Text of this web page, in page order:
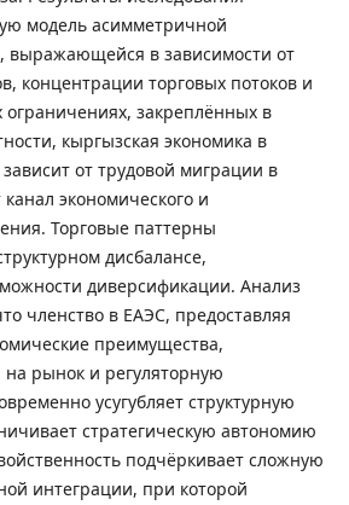
модель асимметричной
выражающейся в зависимости от
концентрации торговых потоков и
закреплённых в
кыргызская экономика в
от трудовой миграции в
экономического и
Торговые паттерны
дисбалансе,
диверсификации. Анализ
членство в ЕАЭС, предоставляя
преимущества,
рынок и регуляторную
усугубляет структурную
стратегическую автономию
подчёркивает сложную
интеграции, при которой